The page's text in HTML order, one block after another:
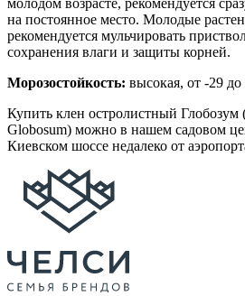
на постоянное место. Молодые
рекомендуется мульчировать
сохранения влаги и защиты корней.
Морозостойкость: высокая, от -29
Купить клен остролистный Глобозум
Globosum) можно в нашем садовом
Киевском шоссе недалеко от